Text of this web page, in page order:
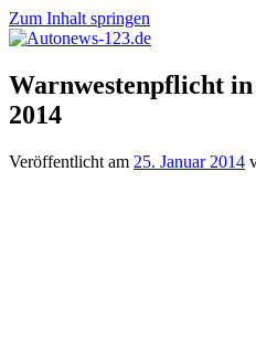
Zum Inhalt springen
Autonews-
123.de
Autonews
mit
Charme
Warnwestenpflicht
2014
Veröffentlicht am 25. Januar 2014